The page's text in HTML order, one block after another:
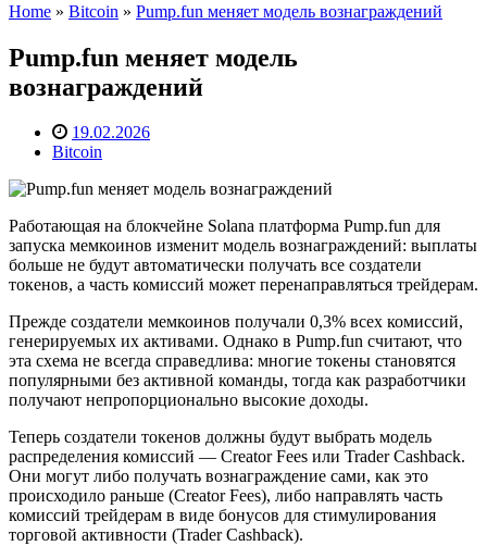
Home » Bitcoin » Pump.fun меняет модель вознаграждений
Pump.fun меняет модель
вознаграждений
19.02.2026
Bitcoin
Работающая на блокчейне Solana платформа Pump.fun для
запуска мемкоинов изменит модель вознаграждений: выплаты
больше не будут автоматически получать все создатели
токенов, а часть комиссий может перенаправляться трейдерам.
Прежде создатели мемкоинов получали 0,3% всех комиссий,
генерируемых их активами. Однако в Pump.fun считают, что
эта схема не всегда справедлива: многие токены становятся
популярными без активной команды, тогда как разработчики
получают непропорционально высокие доходы.
Теперь создатели токенов должны будут выбрать модель
распределения комиссий — Creator Fees или Trader Cashback.
Они могут либо получать вознаграждение сами, как это
происходило раньше (Creator Fees), либо направлять часть
комиссий трейдерам в виде бонусов для стимулирования
торговой активности (Trader Cashback).